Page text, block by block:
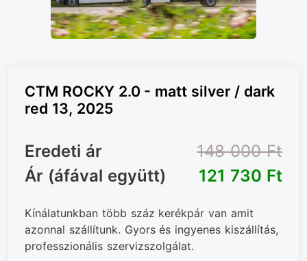
CTM ROCKY 2.0 - matt silver / dark
red 13, 2025
Eredeti ár
148 000 Ft‎
Ár (áfával együtt)
121 730 Ft‎
Kínálatunkban több száz kerékpár van amit
azonnal szállítunk. Gyors és ingyenes kiszállítás,
professzionális szervizszolgálat.